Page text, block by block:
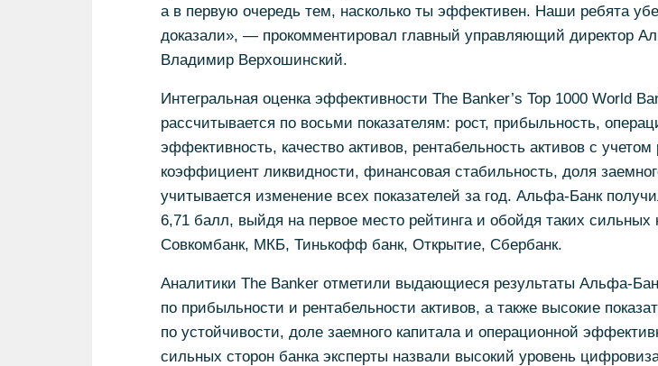
а в первую очередь тем, насколько ты эффективен. Наши ребята
доказали», — прокомментировал главный управляющий директор
Владимир Верхошинский.
Интегральная оценка эффективности The Banker’s Top 1000 World
рассчитывается по восьми показателям: рост, прибыльность,
эффективность, качество активов, рентабельность активов с учетом
коэффициент ликвидности, финансовая стабильность, доля
учитывается изменение всех показателей за год. Альфа-Банк
6,71 балл, выйдя на первое место рейтинга и обойдя таких сильных
Совкомбанк, МКБ, Тинькофф банк, Открытие, Сбербанк.
Аналитики The Banker отметили выдающиеся результаты Альфа-
по прибыльности и рентабельности активов, а также высокие
по устойчивости, доле заемного капитала и операционной
сильных сторон банка эксперты назвали высокий уровень